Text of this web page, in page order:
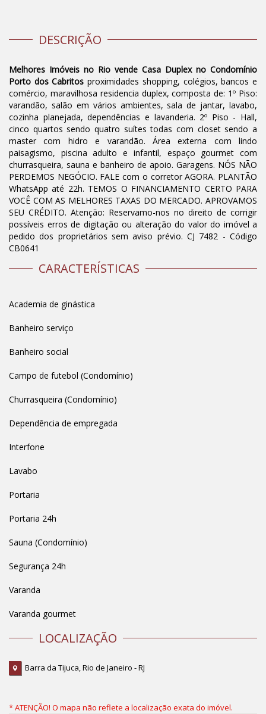
DESCRIÇÃO
Melhores Imóveis no Rio vende Casa Duplex no Condomínio
Porto dos Cabritos proximidades shopping, colégios, bancos e
comércio, maravilhosa residencia duplex, composta de: 1º Piso:
varandão, salão em vários ambientes, sala de jantar, lavabo,
cozinha planejada, dependências e lavanderia. 2º Piso - Hall,
cinco quartos sendo quatro suítes todas com closet sendo a
master com hidro e varandão. Área externa com lindo
paisagismo, piscina adulto e infantil, espaço gourmet com
churrasqueira, sauna e banheiro de apoio. Garagens. NÓS NÃO
PERDEMOS NEGÓCIO. FALE com o corretor AGORA. PLANTÃO
WhatsApp até 22h. TEMOS O FINANCIAMENTO CERTO PARA
VOCÊ COM AS MELHORES TAXAS DO MERCADO. APROVAMOS
SEU CRÉDITO. Atenção: Reservamo-nos no direito de corrigir
possíveis erros de digitação ou alteração do valor do imóvel a
pedido dos proprietários sem aviso prévio. CJ 7482 - Código
CB0641
CARACTERÍSTICAS
Academia de ginástica
Banheiro serviço
Banheiro social
Campo de futebol (Condomínio)
Churrasqueira (Condomínio)
Dependência de empregada
Interfone
Lavabo
Portaria
Portaria 24h
Sauna (Condomínio)
Segurança 24h
Varanda
Varanda gourmet
LOCALIZAÇÃO
Barra da Tijuca, Rio de Janeiro - RJ
* ATENÇÃO! O mapa não reflete a localização exata do imóvel.